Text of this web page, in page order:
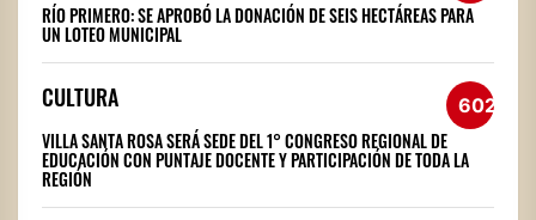
RÍO PRIMERO: SE APROBÓ LA DONACIÓN DE SEIS HECTÁREAS PARA
UN LOTEO MUNICIPAL
CULTURA 602
VILLA SANTA ROSA SERÁ SEDE DEL 1° CONGRESO REGIONAL DE
EDUCACIÓN CON PUNTAJE DOCENTE Y PARTICIPACIÓN DE TODA LA
REGIÓN